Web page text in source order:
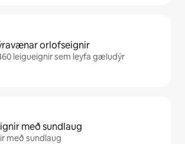
orlofseignir
leigueignir sem leyfa gæludýr
með sundlaug
með sundlaug